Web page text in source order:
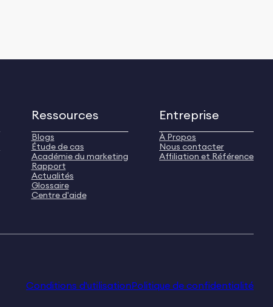
Ressources
Blogs
Étude de cas
Académie du marketing
Rapport
Actualités
Glossaire
Centre d'aide
Entreprise
À Propos
Nous contacter
Affiliation et Référence
Conditions d'utilisationPolitique de confidentialité